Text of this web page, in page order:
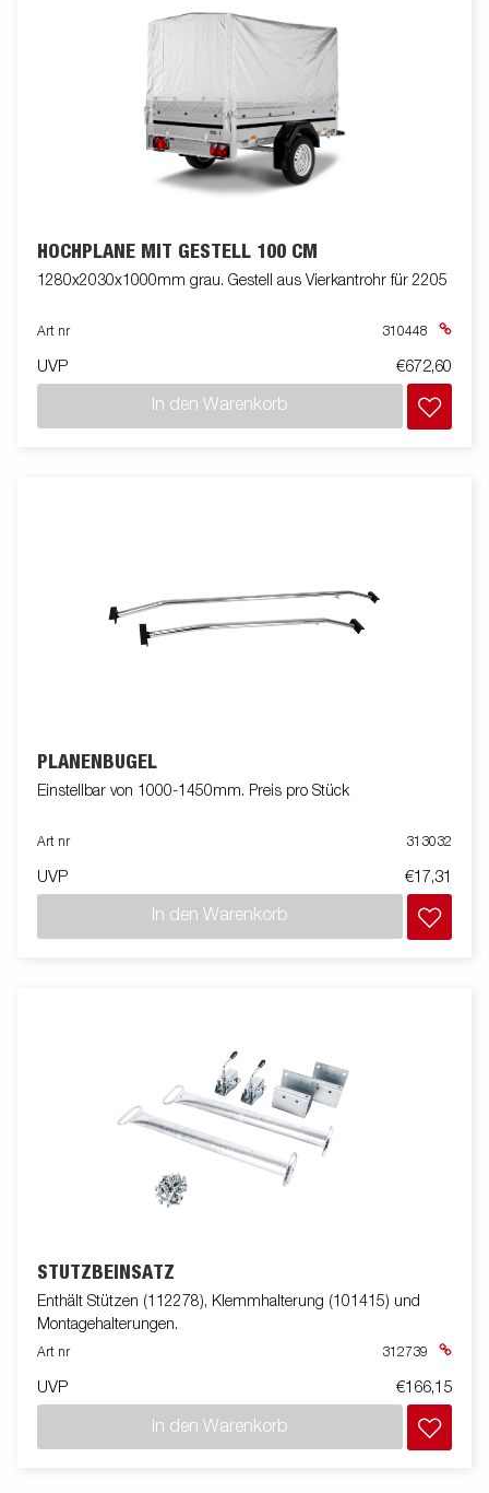
HOCHPLANE MIT GESTELL 100 CM
1280x2030x1000mm grau. Gestell aus Vierkantrohr für 2205
Art nr 310448
UVP €672,60
In den Warenkorb
PLANENBÜGEL
Einstellbar von 1000-1450mm. Preis pro Stück
Art nr 313032
UVP €17,31
In den Warenkorb
STÜTZBEINSATZ
Enthält Stützen (112278), Klemmhalterung (101415) und
Montagehalterungen.
Art nr 312739
UVP €166,15
In den Warenkorb